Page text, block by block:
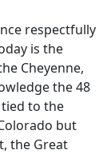
respectfully
is the
Cheyenne,
the 48
to the
but
the Great